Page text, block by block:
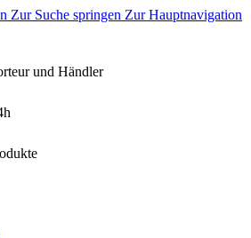
Zur Suche springen Zur Hauptnavigation
und Händler